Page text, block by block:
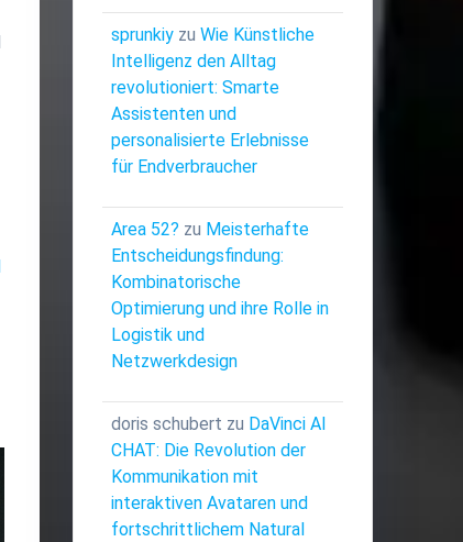
sprunkiyzu Wie Künstliche
Intelligenz den Alltag
revolutioniert: Smarte
Assistenten und
personalisierte Erlebnisse
für Endverbraucher
Area 52? zu Meisterhafte
Entscheidungsfindung:
Kombinatorische
Optimierung und ihre Rolle in
Logistik und
Netzwerkdesign
doris schubert zu DaVinci AI
CHAT: Die Revolution der
Kommunikation mit
interaktiven Avataren und
fortschrittlichem Natural